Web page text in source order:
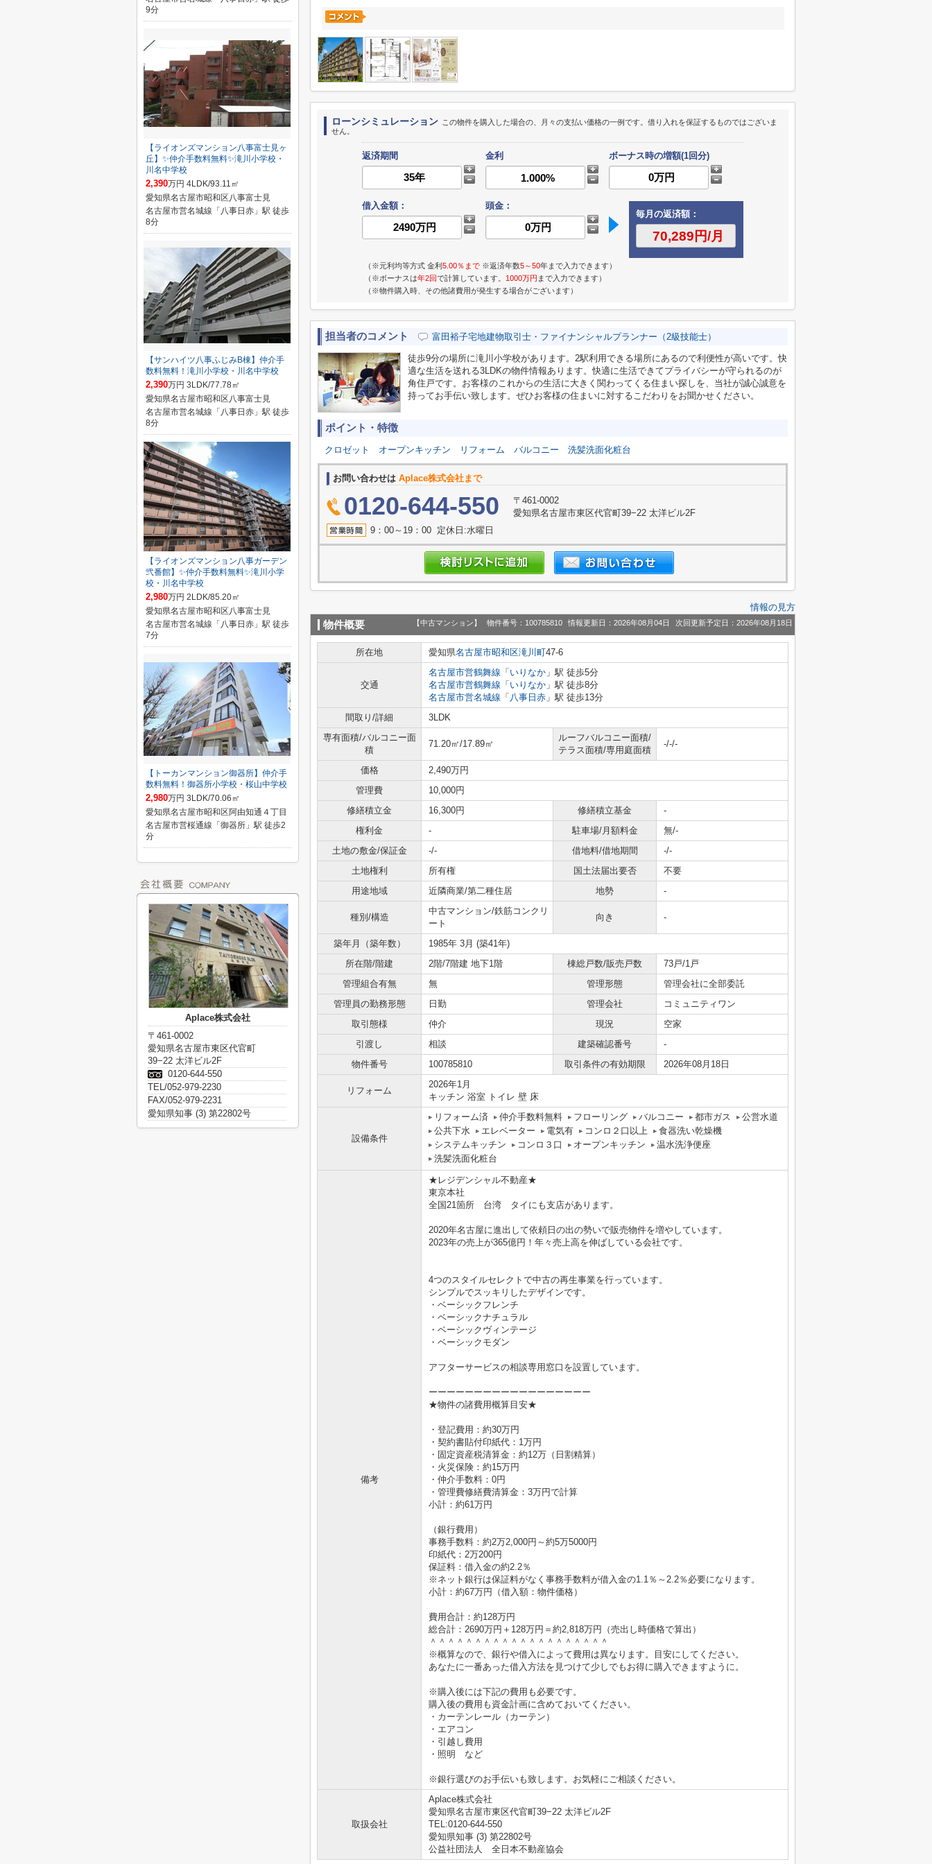
ローンシミュレーション この物件を購入した場合の、月々の支払い価格の一例です。借り入れを保証するものではございま
せん。
返済期間 金利 ボーナス時の増額(1回分)
借入金額：
頭金：
毎月の返済額：
（※元利均等方式 金利5.00％まで ※返済年数5～50年まで入力できます）
（※ボーナスは年2回で計算しています。 1000万円 まで入力できます）
（※物件購入時、その他諸費用が発生する場合がございます）
担当者のコメント 富田裕子宅地建物取引士・ファイナンシャルプランナー（2級技能士）
徒歩9分の場所に滝川小学校があります。2駅利用できる場所にあるので利便性が高いです。快
適な生活を送れる3LDKの物件情報あります。快適に生活できてプライバシーが守られるのが
角住戸です。お客様のこれからの生活に大きく関わってくる住まい探しを、当社が誠心誠意を
持ってお手伝い致します。ぜひお客様の住まいに対するこだわりをお聞かせください。
ポイント・特徴
クロゼット オープンキッチン リフォーム バルコニー 洗髪洗面化粧台
お問い合わせは Aplace株式会社まで
0120-644-550
〒461-0002
愛知県名古屋市東区代官町39−22 太洋ビル2F
9：00～19：00 定休日:水曜日
情報の見方
物件概要 【中古マンション】 物件番号：100785810 情報更新日：2026年08月04日 次回更新予定日：2026年08月18日
所在地 愛知県名古屋市昭和区滝川町47-6
交通
名古屋市営鶴舞線 「 いりなか 」駅 徒歩5分
名古屋市営鶴舞線 「 いりなか 」駅 徒歩8分
名古屋市営名城線 「 八事日赤 」駅 徒歩13分
間取り/詳細
3LDK
専有面積/バルコニー面
積
71.20㎡/17.89㎡
ルーフバルコニー面積/
テラス面積/専用庭面積
-/-/-
価格
2,490万円
管理費
10,000円
修繕積立金
16,300円 修繕積立基金
-
権利金
- 駐車場/月額料金
無/-
土地の敷金/保証金
-/- 借地料/借地期間
-/-
土地権利
所有権 国土法届出要否
不要
用途地域
近隣商業/第二種住居 地勢 -
種別/構造
中古マンション/鉄筋コンクリ
ート
向き -
築年月（築年数）
1985年 3月 (築41年)
所在階/階建
2階/7階建 地下1階 棟総戸数/販売戸数
73戸/1戸
管理組合有無
無 管理形態
管理会社に全部委託
管理員の勤務形態
日勤 管理会社
コミュニティワン
取引態様
仲介 現況
空家
引渡し
相談 建築確認番号
-
物件番号
100785810 取引条件の有効期限 2026年08月18日
リフォーム
2026年1月
キッチン 浴室 トイレ 壁 床
設備条件
リフォーム済 仲介手数料無料 フローリング バルコニー 都市ガス
公営水道
公共下水
エレベーター 電気有 コンロ２口以上
食器洗い乾燥機
システムキッチン
コンロ３口 オープンキッチン
温水洗浄便座
洗髪洗面化粧台
備考
★レジデンシャル不動産★
東京本社
全国21箇所 台湾 タイにも支店があります。
2020年名古屋に進出して依頼日の出の勢いで販売物件を増やしています。
2023年の売上が365億円！年々売上高を伸ばしている会社です。
4つのスタイルセレクトで中古の再生事業を行っています。
シンプルでスッキリしたデザインです。
・ベーシックフレンチ
・ベーシックナチュラル
・ベーシックヴィンテージ
・ベーシックモダン
アフターサービスの相談専用窓口を設置しています。
ーーーーーーーーーーーーーーーーーー
★物件の諸費用概算目安★
・登記費用：約30万円
・契約書貼付印紙代：1万円
・固定資産税清算金：約12万（日割精算）
・火災保険：約15万円
・仲介手数料：0円
・管理費修繕費清算金：3万円で計算
小計：約61万円
（銀行費用）
事務手数料：約2万2,000円～約5万5000円
印紙代：2万200円
保証料：借入金の約2.2％
※ネット銀行は保証料がなく事務手数料が借入金の1.1％～2.2％必要になります。
小計：約67万円（借入額：物件価格）
費用合計：約128万円
総合計：2690万円＋128万円＝約2,818万円（売出し時価格で算出）
＾＾＾＾＾＾＾＾＾＾＾＾＾＾＾＾＾＾＾＾
※概算なので、銀行や借入によって費用は異なります。目安にしてください。
あなたに一番あった借入方法を見つけて少しでもお得に購入できますように。
※購入後には下記の費用も必要です。
購入後の費用も資金計画に含めておいてください。
・カーテンレール（カーテン）
・エアコン
・引越し費用
・照明 など
※銀行選びのお手伝いも致します。お気軽にご相談ください。
取扱会社
Aplace株式会社
愛知県名古屋市東区代官町39−22 太洋ビル2F
TEL:0120-644-550
愛知県知事 (3) 第22802号
公益社団法人 全日本不動産協会
9分
【ライオンズマンション八事富士見ヶ
丘】✨️仲介手数料無料✨️滝川小学校・
川名中学校
2,390万円 4LDK/93.11㎡
愛知県名古屋市昭和区八事富士見
名古屋市営名城線「八事日赤」駅 徒歩
8分
【サンハイツ八事ふじみB棟】仲介手
数料無料！滝川小学校・川名中学校
2,390万円 3LDK/77.78㎡
愛知県名古屋市昭和区八事富士見
名古屋市営名城線「八事日赤」駅 徒歩
8分
【ライオンズマンション八事ガーデン
弐番館】✨️仲介手数料無料✨️滝川小学
校・川名中学校
2,980万円 2LDK/85.20㎡
愛知県名古屋市昭和区八事富士見
名古屋市営名城線「八事日赤」駅 徒歩
7分
【トーカンマンション御器所】仲介手
数料無料！御器所小学校・桜山中学校
2,980万円 3LDK/70.06㎡
愛知県名古屋市昭和区阿由知通４丁目
名古屋市営桜通線「御器所」駅 徒歩2
分
Aplace株式会社
〒461-0002
愛知県名古屋市東区代官町
39−22 太洋ビル2F
0120-644-550
TEL/052-979-2230
FAX/052-979-2231
愛知県知事 (3) 第22802号